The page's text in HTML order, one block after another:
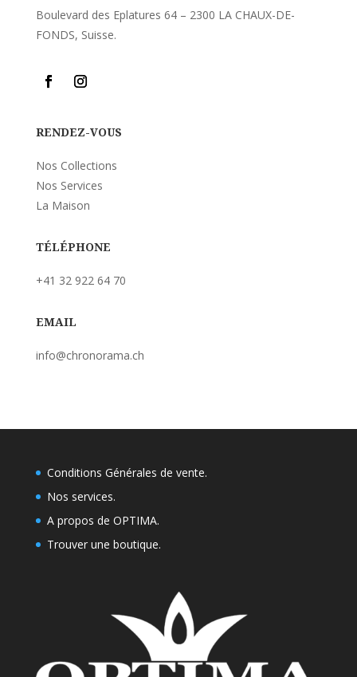
Boulevard des Eplatures 64 – 2300 LA CHAUX-DE-
FONDS, Suisse.
RENDEZ-VOUS
Nos Collections
Nos Services
La Maison
TÉLÉPHONE
+41 32 922 64 70
EMAIL
info@chronorama.ch
Conditions Générales de vente.
Nos services.
A propos de OPTIMA.
Trouver une boutique.